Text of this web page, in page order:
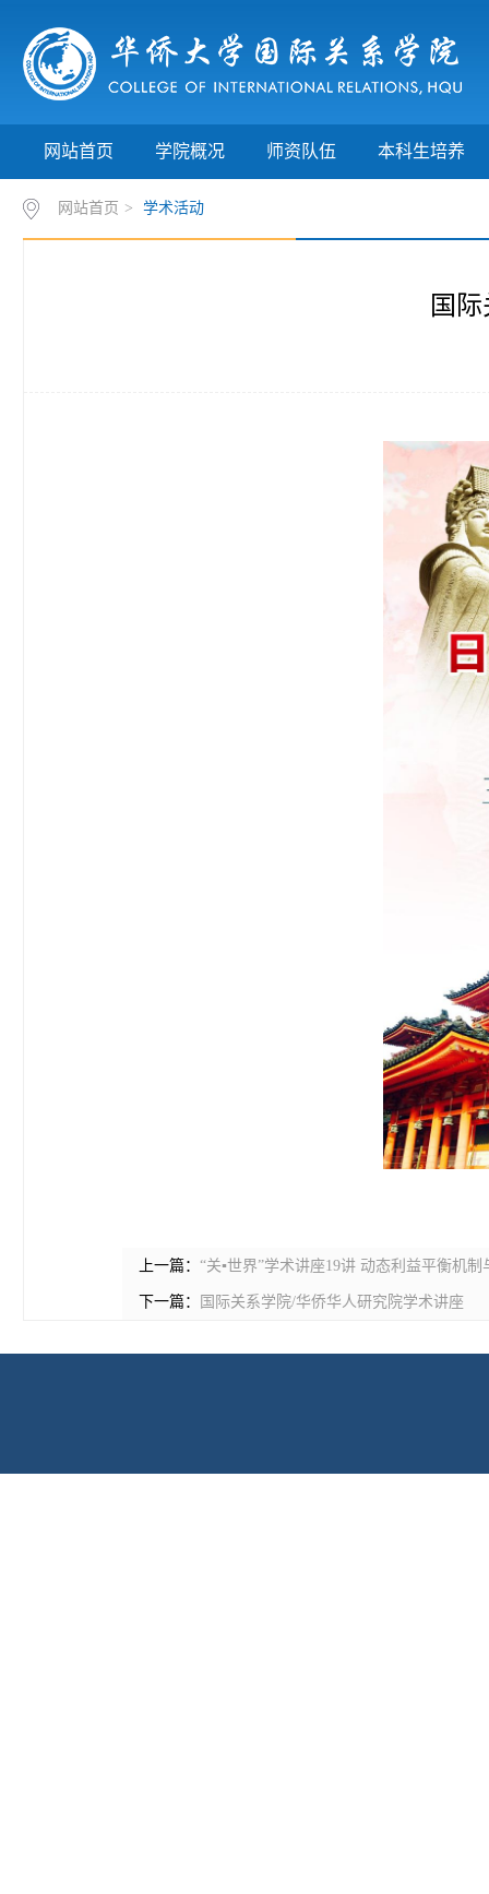
网站首页 学院概况 师资队伍 本科生培养
网站首页 > 学术活动
国
上一篇： “关▪世界”学术讲座19讲 动态利益平衡机
下一篇： 国际关系学院/华侨华人研究院学术讲座